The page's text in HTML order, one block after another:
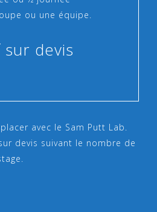
ou une équipe.
devis
avec le Sam Putt Lab.
devis suivant le nombre de